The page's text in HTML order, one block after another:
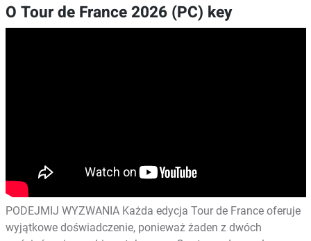
O Tour de France 2026 (PC) key
PODEJMIJ WYZWANIA Każda edycja Tour de France oferuje
wyjątkowe doświadczenie, ponieważ żaden z dwóch